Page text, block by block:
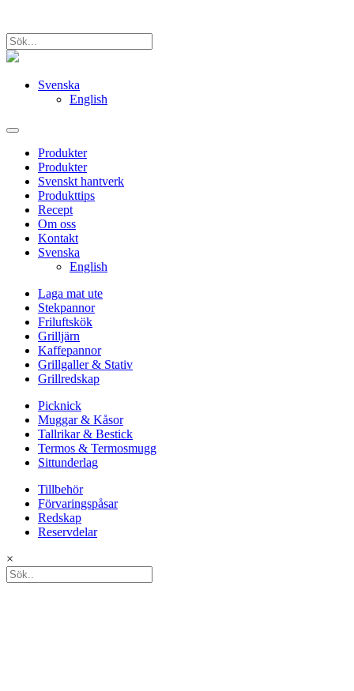
Svenska
English
Produkter
Produkter
Svenskt hantverk
Produkttips
Recept
Om oss
Kontakt
Svenska
English
Laga mat ute
Stekpannor
Friluftskök
Grilljärn
Kaffepannor
Grillgaller & Stativ
Grillredskap
Picknick
Muggar & Kåsor
Tallrikar & Bestick
Termos & Termosmugg
Sittunderlag
Tillbehör
Förvaringspåsar
Redskap
Reservdelar
×